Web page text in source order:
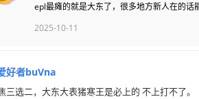
epl最瘫的就是大东了，很多地方新人在的话
2025-10-11
好者buVna
三选二，大东大表猪寒王是必上的 不上打不了。